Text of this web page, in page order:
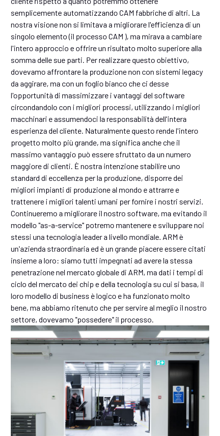
semplicemente automatizzando CAM fabbriche di altri. La
nostra visione non si limitava a migliorare l'efficienza di un
singolo elemento (il processo CAM ), ma mirava a cambiare
l'intero approccio e offrire un risultato molto superiore alla
somma delle sue parti. Per realizzare questo obiettivo,
dovevamo affrontare la produzione non con sistemi legacy
da aggirare, ma con un foglio bianco che ci desse
l'opportunità di massimizzare i vantaggi del software
circondandolo con i migliori processi, utilizzando i migliori
macchinari e assumendoci la responsabilità dell'intera
esperienza del cliente. Naturalmente questo rende l'intero
progetto molto più grande, ma significa anche che il
massimo vantaggio può essere sfruttato da un numero
maggiore di clienti. È nostra intenzione stabilire uno
standard di eccellenza per la produzione, disporre dei
migliori impianti di produzione al mondo e attrarre e
trattenere i migliori talenti umani per fornire i nostri servizi.
Continueremo a migliorare il nostro software, ma evitando il
modello "as-a-service" potremo mantenere e sviluppare noi
stessi una tecnologia leader a livello mondiale. ARM è
un'azienda straordinaria ed è un grande piacere essere citati
insieme a loro: siamo tutti impegnati ad avere la stessa
penetrazione nel mercato globale di ARM, ma dati i tempi di
ciclo del mercato dei chip e della tecnologia su cui si basa, il
loro modello di business è logico e ha funzionato molto
bene, ma abbiamo ritenuto che per servire al meglio il nostro
settore, dovevamo "possedere" il processo.